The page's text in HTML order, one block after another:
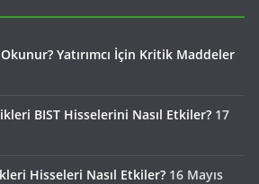
Okunur? Yatırımcı İçin Kritik Maddeler
BIST Hisselerini Nasıl Etkiler? 17
Hisseleri Nasıl Etkiler? 16 Mayıs